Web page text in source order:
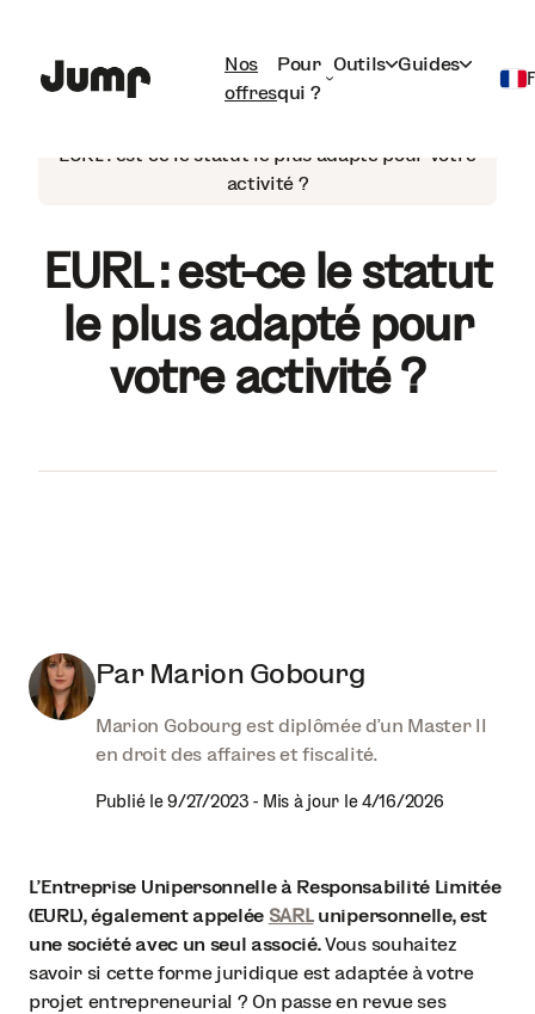
Nos
offres
Pour
qui ?
Outils Guides
EURL : est-ce le statut le plus adapté pour votre
activité ?
EURL : est-ce le statut
le plus adapté pour
votre activité ?
Par Marion Gobourg
Marion Gobourg est diplômée d'un Master II
en droit des affaires et fiscalité.
Publié le 9/27/2023 - Mis à jour le 4/16/2026
L'Entreprise Unipersonnelle à Responsabilité Limitée
(EURL), également appelée SARLunipersonnelle, est
une société avec un seul associé.Vous souhaitez
savoir si cette forme juridique est adaptée à votre
projet entrepreneurial ? On passe en revue ses